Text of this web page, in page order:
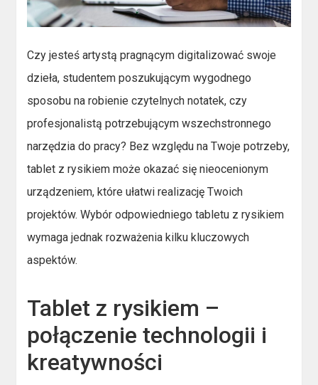
Czy jesteś artystą pragnącym digitalizować swoje
dzieła, studentem poszukującym wygodnego
sposobu na robienie czytelnych notatek, czy
profesjonalistą potrzebującym wszechstronnego
narzędzia do pracy? Bez względu na Twoje potrzeby,
tablet z rysikiem może okazać się nieocenionym
urządzeniem, które ułatwi realizację Twoich
projektów. Wybór odpowiedniego tabletu z rysikiem
wymaga jednak rozważenia kilku kluczowych
aspektów.
Tablet z rysikiem –
połączenie technologii i
kreatywności